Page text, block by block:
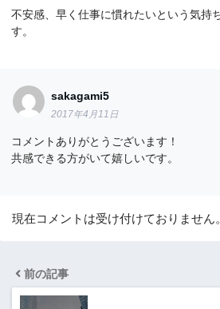
不安感、早く仕事に慣れたいという気持
す。
sakagami5
2017年4月11日
コメントありがとうございます！
共感できる方がいて嬉しいです。
現在コメントは受け付けておりません。
前の記事